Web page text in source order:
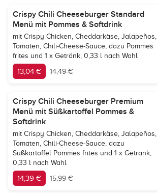
Crispy Chili Cheeseburger Standard
Menü mit Pommes & Softdrink
mit Crispy Chicken, Cheddarkäse, Jalapeños,
Tomaten, Chili-Cheese-Sauce, dazu Pommes
frites und 1 x Getränk, 0,33 l nach Wahl
13,04 € 14,49 €
Crispy Chili Cheeseburger Premium
Menü mit Süßkartoffel Pommes &
Softdrink
mit Crispy Chicken, Cheddarkäse, Jalapeños,
Tomaten, Chili-Cheese-Sauce, dazu
Süßkartoffel Pommes frites und 1 x Getränk,
0,33 l nach Wahl
14,39 € 15,99 €